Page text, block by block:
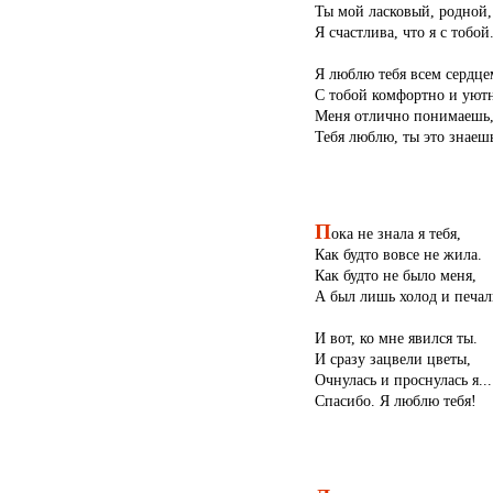
Ты мой ласковый, родной,
Я счастлива, что я с тобой.
Я люблю тебя всем
С тобой комфортно и
Меня отлично понимаешь,
Тебя люблю, ты это
Пока не знала я тебя,
Как будто вовсе не жила.
Как будто не было меня,
А был лишь холод и
И вот, ко мне явился ты.
И сразу зацвели цветы,
Очнулась и проснулась я...
Спасибо. Я люблю тебя!